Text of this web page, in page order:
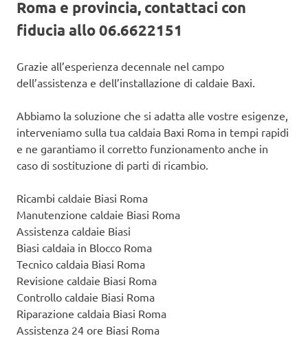
Roma e provincia, contattaci con
fiducia allo 06.6622151
Grazie all’esperienza decennale nel campo
dell’assistenza e dell’installazione di caldaie Baxi.
Abbiamo la soluzione che si adatta alle vostre esigenze,
interveniamo sulla tua caldaia Baxi Roma in tempi rapidi
e ne garantiamo il corretto funzionamento anche in
caso di sostituzione di parti di ricambio.
Ricambi caldaie Biasi Roma
Manutenzione caldaie Biasi Roma
Assistenza caldaie Biasi
Biasi caldaia in Blocco Roma
Tecnico caldaia Biasi Roma
Revisione caldaie Biasi Roma
Controllo caldaie Biasi Roma
Riparazione caldaia Biasi Roma
Assistenza 24 ore Biasi Roma